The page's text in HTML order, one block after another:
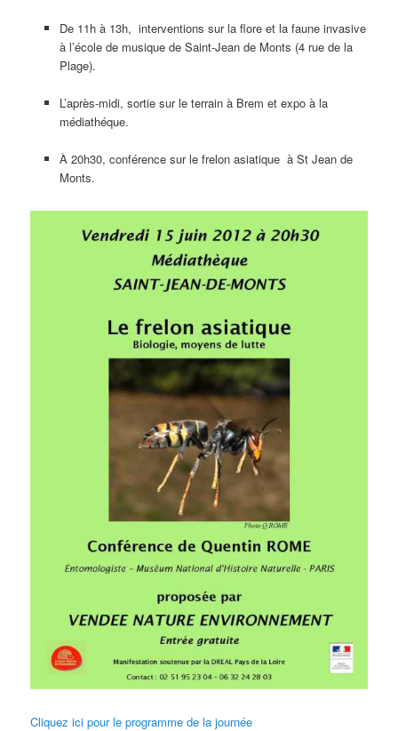
De 11h à 13h, interventions sur la flore et la faune invasive
à l’école de musique de Saint-Jean de Monts (4 rue de la
Plage).
L’après-midi, sortie sur le terrain à Brem et expo à la
médiathéque.
À 20h30, conférence sur le frelon asiatique à St Jean de
Monts.
Cliquez ici pour le programme de la journée